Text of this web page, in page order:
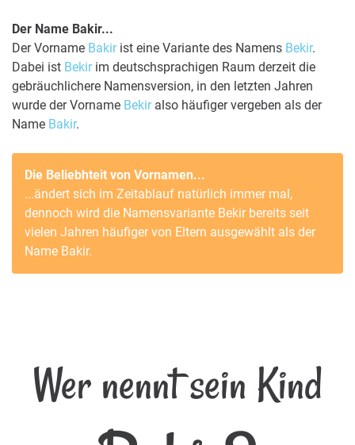
Der Name Bakir...
Der Vorname Bakirist eine Variante des Namens Bekir.
Dabei ist Bekirim deutschsprachigen Raum derzeit die
gebräuchlichere Namensversion, in den letzten Jahren
wurde der Vorname Bekiralso häufiger vergeben als der
Name Bakir.
Die Beliebhteit von Vornamen...
...ändert sich im Zeitablauf natürlich immer mal,
dennoch wird die Namensvariante Bekirbereits seit
vielen Jahren häufiger von Eltern ausgewählt als der
Name Bakir.
Wer nennt sein Kind